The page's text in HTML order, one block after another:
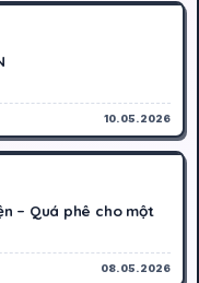
10.05.2026
– Quá phê cho một
08.05.2026